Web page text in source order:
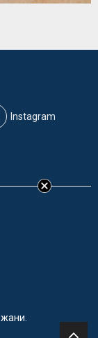
Instagram